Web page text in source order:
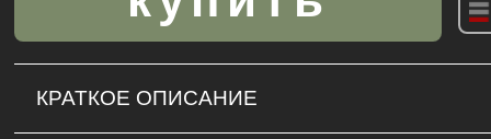
КРАТКОЕ ОПИСАНИЕ